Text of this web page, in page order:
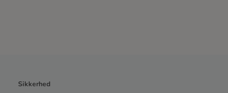
Sikkerhed